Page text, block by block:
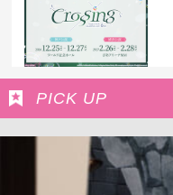
PICK UP